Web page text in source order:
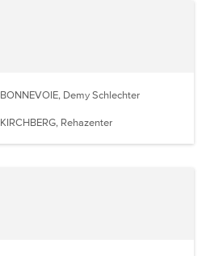
BONNEVOIE, Demy Schlechter
KIRCHBERG, Rehazenter